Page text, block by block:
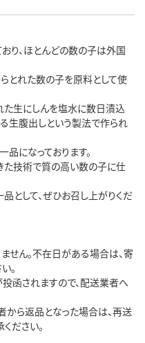
り、ほとんどの数の子は外国
とれた数の子を原料として使
生にしんを塩水に数日漬込
生腹出しという製法で作られ
になっております。
技術で質の高い数の子に仕
として、ぜひお召し上がりくだ
せん。不在日がある場合は、寄
。
函されますので、配送業者へ
ら返品となった場合は、再送
ださい。